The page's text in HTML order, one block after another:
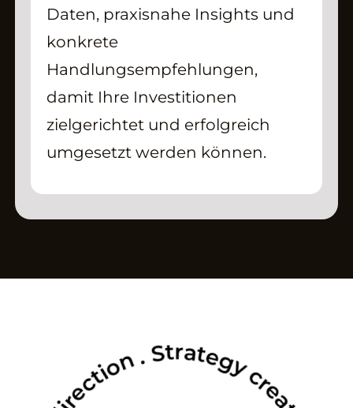
Daten, praxisnahe Insights und
konkrete
Handlungsempfehlungen,
damit Ihre Investitionen
zielgerichtet und erfolgreich
umgesetzt werden können.